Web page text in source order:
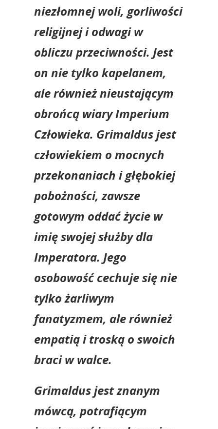
niezłomnej woli, gorliwości
religijnej i odwagi w
obliczu przeciwności. Jest
on nie tylko kapelanem,
ale również nieustającym
obrońcą wiary Imperium
Człowieka. Grimaldus jest
człowiekiem o mocnych
przekonaniach i głębokiej
pobożności, zawsze
gotowym oddać życie w
imię swojej służby dla
Imperatora. Jego
osobowość cechuje się nie
tylko żarliwym
fanatyzmem, ale również
empatią i troską o swoich
braci w walce.
Grimaldus jest znanym
mówcą, potrafiącym